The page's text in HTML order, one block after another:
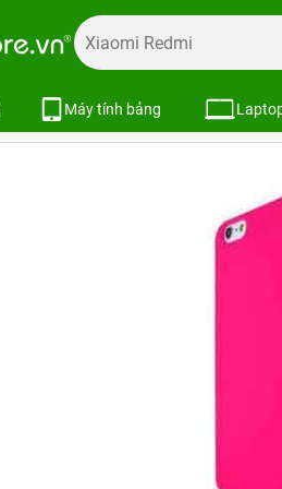
Máy tính bảng
Ốp lưng